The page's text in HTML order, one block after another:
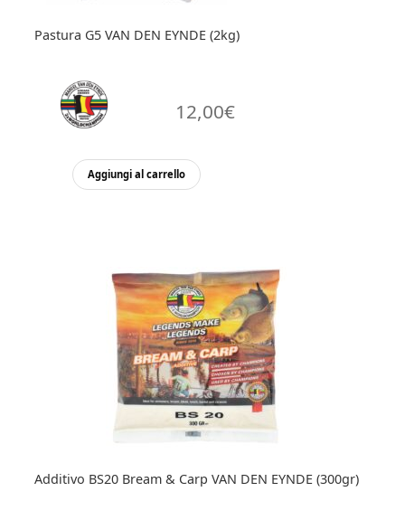
Pastura G5 VAN DEN EYNDE (2kg)
12,00€
Aggiungi al carrello
Additivo BS20 Bream & Carp VAN DEN EYNDE (300gr)